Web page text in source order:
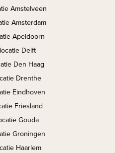
Amstelveen
Amsterdam
Apeldoorn
Delft
Den Haag
Drenthe
Eindhoven
Friesland
Gouda
Groningen
Haarlem